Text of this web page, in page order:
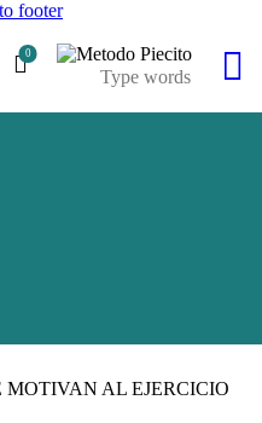
footer
0
MOTIVAN AL EJERCICIO